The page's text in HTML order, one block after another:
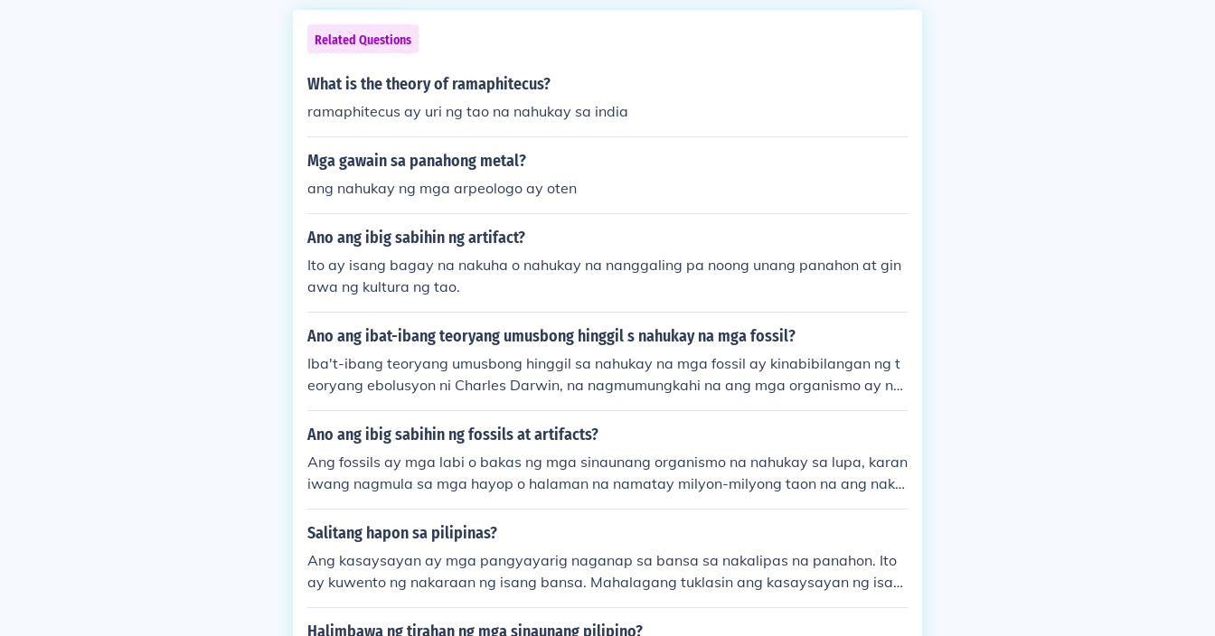
Related Questions
What is the theory of ramaphitecus?
ramaphitecus ay uri ng tao na nahukay sa india
Mga gawain sa panahong metal?
ang nahukay ng mga arpeologo ay oten
Ano ang ibig sabihin ng artifact?
Ito ay isang bagay na nakuha o nahukay na nanggaling pa noong unang panahon at gin
awa ng kultura ng tao.
Ano ang ibat-ibang teoryang umusbong hinggil s nahukay na mga fossil?
Iba't-ibang teoryang umusbong hinggil sa nahukay na mga fossil ay kinabibilangan ng t
eoryang ebolusyon ni Charles Darwin, na nagmumungkahi na ang mga organismo ay na
gbago sa paglipas ng panahon sa pamamagitan ng natural na seleksyon. Mayroon ding
teoryang catastrophism, na nagsasabing ang mga malaking kaganapan tulad ng mga p
ol ng mga species. Ang teorya ng uniformitarianism naman ay nagmumungkahi na ang
mga natural na proseso na naganap noon ay pareho sa mga kasalukuyang proseso. Ang
mga teoryang ito ay nagbigay-liwanag sa pag-unawa sa kasaysayan ng buhay sa mun
do.
Ano ang ibig sabihin ng fossils at artifacts?
Ang fossils ay mga labi o bakas ng mga sinaunang organismo na nahukay sa lupa, karan
iwang nagmula sa mga hayop o halaman na namatay milyon-milyong taon na ang nakal
ipas. Samantalang ang artifacts ay mga bagay na ginawa o ginamit ng tao sa nakaraa
n, tulad ng mga kasangkapan, palamuti, at iba pang mga materyal na kultura. Ang mga
tura ng tao.
Salitang hapon sa pilipinas?
Ang kasaysayan ay mga pangyayarig naganap sa bansa sa nakalipas na panahon. Ito
ay kuwento ng nakaraan ng isang bansa. Mahalagang tuklasin ang kasaysayan ng isan
g bansa dahil ang kasalukuyan ay nakaugat sa nakaraan nito. Ang anumang katangian
at nakagawiang pamumuhay ng mga tao sa kasalukuyan ay mauunawaan lamang kung
Halimbawa ng tirahan ng mga sinaunang pilipino?